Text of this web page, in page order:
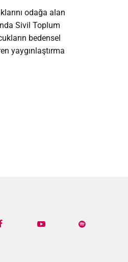
odağa alan
Sivil Toplum
bedensel
yaygınlaştırma